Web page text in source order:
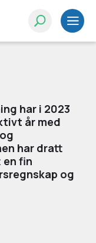
har i 2023
år med
har dratt
fin
og